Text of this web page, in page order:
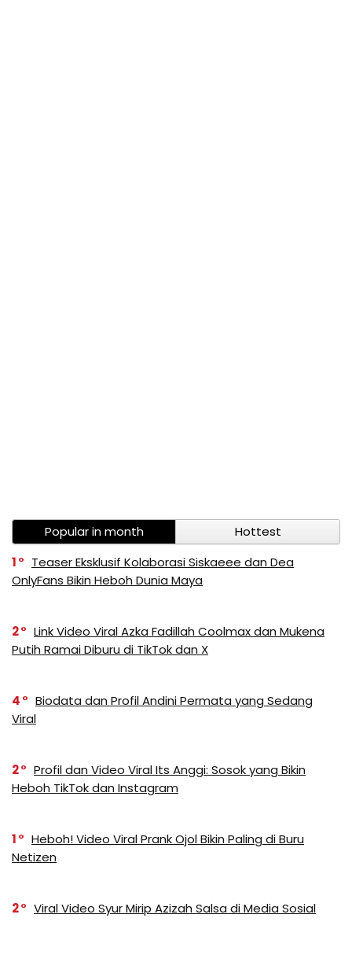
Popular in month
Hottest
1
Teaser Eksklusif Kolaborasi Siskaeee dan Dea
OnlyFans Bikin Heboh Dunia Maya
2
Link Video Viral Azka Fadillah Coolmax dan Mukena
Putih Ramai Diburu di TikTok dan X
4
Biodata dan Profil Andini Permata yang Sedang
Viral
2
Profil dan Video Viral Its Anggi: Sosok yang Bikin
Heboh TikTok dan Instagram
1
Heboh! Video Viral Prank Ojol Bikin Paling di Buru
Netizen
2 Viral Video Syur Mirip Azizah Salsa di Media Sosial